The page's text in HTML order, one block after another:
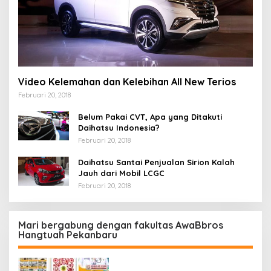
Video Kelemahan dan Kelebihan All New Terios
Februari 20, 2018
Belum Pakai CVT, Apa yang Ditakuti
Daihatsu Indonesia?
Februari 20, 2018
Daihatsu Santai Penjualan Sirion Kalah
Jauh dari Mobil LCGC
Februari 20, 2018
Mari bergabung dengan fakultas AwaBbros
Hangtuah Pekanbaru